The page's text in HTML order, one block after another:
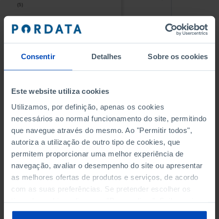
Consentir Detalhes Sobre os cookies
Este website utiliza cookies
Utilizamos, por definição, apenas os cookies
necessários ao normal funcionamento do site, permitindo
que navegue através do mesmo. Ao "Permitir todos",
autoriza a utilização de outro tipo de cookies, que
permitem proporcionar uma melhor experiência de
navegação, avaliar o desempenho do site ou apresentar
as melhores ofertas de produtos e serviços, de acordo
com as suas preferências. Se pretender escolher os
sobre cookies através da gestão de preferências ou da
(5)
(5)
PESSOAL AO SERVIÇO NAS
PESSOAL AO SERVIÇO NAS
DO MUNICÍPIO (%)
Empresas não financeiras
DO MUNICÍPIO (%)
Empresas não financeiras
VOLUME DE NEGÓCIOS DAS
QUATRO MAIORES EMPRESAS
DO MUNICÍPIO (%)
VOLUME DE NEGÓCIOS DAS
QUATRO MAIORES EMPRESAS
DO MUNICÍPIO (%)
-
BANCOS, CAIXAS ECONÓMICAS
BANCOS, CAIXAS ECONÓMICAS
CAIXAS DE CRÉDITO AGRÍCOLA
CAIXAS DE CRÉDITO AGRÍCOLA